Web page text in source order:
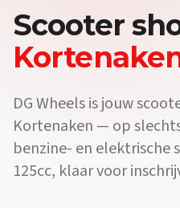
Scooter
DG Wheels is jouw
Kortenaken — op
benzine- en elektrische
125cc, klaar voor